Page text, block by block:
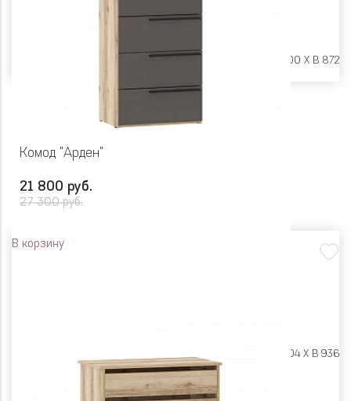
Ш 500 X Г 400 X В 872
Комод "Арден"
21 800 руб.
27 300 руб.
В корзину
Ш 600 X Г 404 X В 936